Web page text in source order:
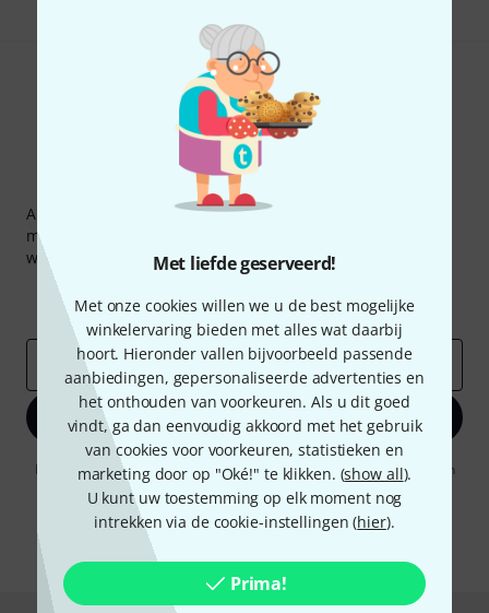
Met liefde geserveerd!
Met onze cookies willen we u de best mogelijke
winkelervaring bieden met alles wat daarbij
hoort. Hieronder vallen bijvoorbeeld passende
aanbiedingen, gepersonaliseerde advertenties en
het onthouden van voorkeuren. Als u dit goed
vindt, ga dan eenvoudig akkoord met het gebruik
van cookies voor voorkeuren, statistieken en
marketing door op "Oké!" te klikken. (show all).
U kunt uw toestemming op elk moment nog
intrekken via de cookie-instellingen (hier).
Prima!
Thomann nieuwsbrief
Abonneer u op de Thomann-nieuwsbrief in het Engels en
met een beetje geluk kunt u een van
waarde van
per stuk winnen!
Thomann-inzichten
E-Mail adres*
Registreer nu
Door op "Registreer nu" te klikken, gaat u akkoord met het ontvangen
van e-mailreclame. U kunt zich op elk moment afmelden. Meer
informatie over de nieuwsbrief vindt u in onzerichtlijn
gegevensbescherming.